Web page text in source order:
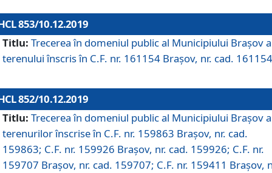
853/10.12.2019
Titlu: Trecerea în domeniul public al Municipiului Braşov a
terenului înscris în C.F. nr. 161154 Brașov, nr. cad.
852/10.12.2019
Titlu: Trecerea în domeniul public al Municipiului Braşov a
terenurilor înscrise în C.F. nr. 159863 Brașov, nr. cad.
159863; C.F. nr. 159926 Brașov, nr. cad. 159926; C.F. nr.
159707 Brașov, nr. cad. 159707; C.F. nr. 159411 Brașov,